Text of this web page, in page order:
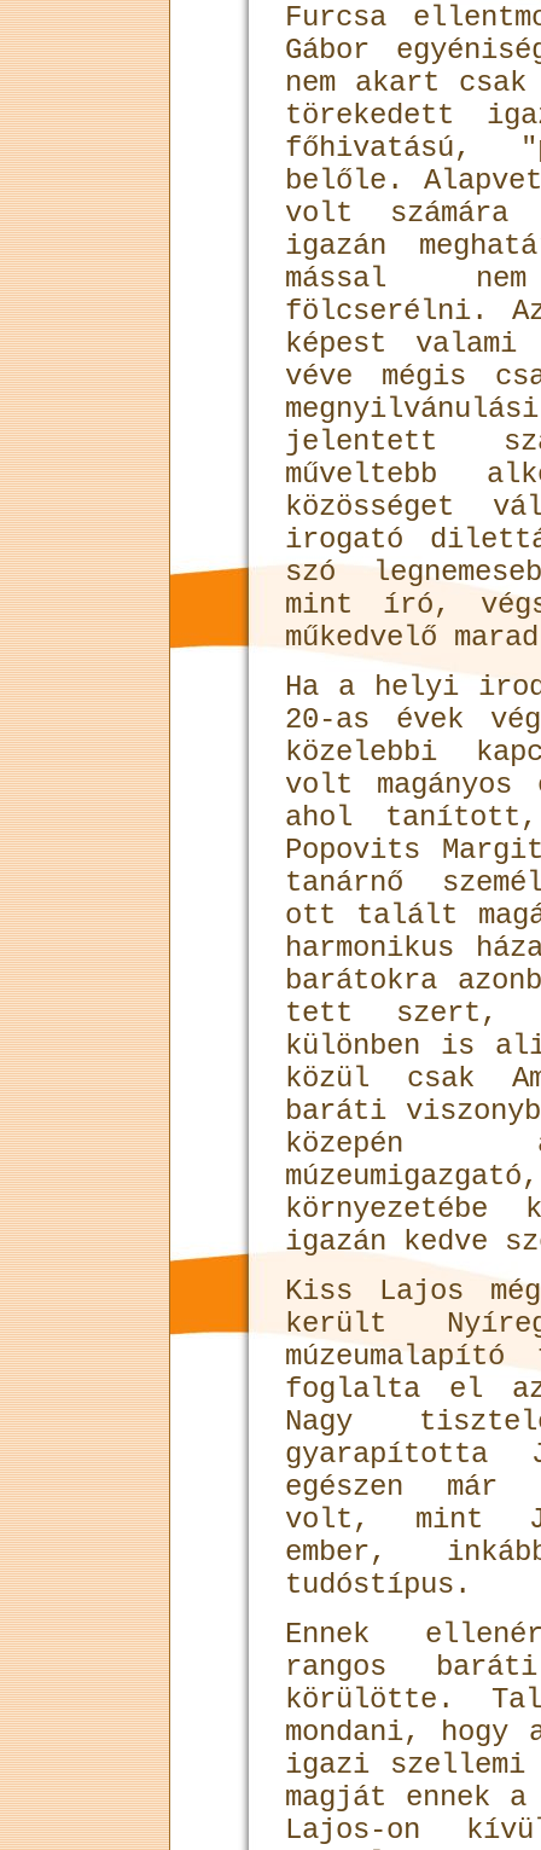
Furcsa
Gábor
nem akart
törekedett
főhivatású,
belőle.
volt számára
igazán
mással
fölcserélni.
képest
véve mégis
jelentett
műveltebb
közösséget
irogató
szó
mint író,
műkedvelő
Ha a helyi
20-as évek
közelebbi
volt magányos
ahol
Popovits
tanárnő
ott talált
harmonikus
barátokra
tett szert,
különben is
közül csak
baráti
közepén
igazán kedve
Kiss Lajos
került
foglalta el
Nagy
gyarapította
egészen már
volt, mint
ember,
tudóstípus.
Ennek
rangos
körülötte.
mondani, hogy
igazi szellemi
magját ennek
Lajos-on